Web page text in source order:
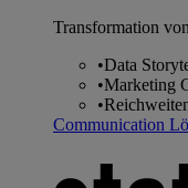
Transformation
•Data
•Marketing
•
Communication